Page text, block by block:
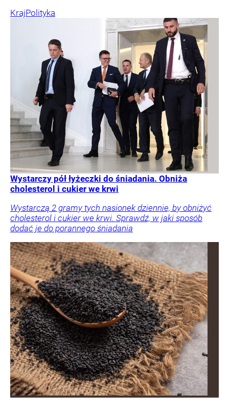
KrajPolityka
Wystarczy pół łyżeczki do śniadania. Obniża
cholesterol i cukier we krwi
Wystarczą 2 gramy tych nasionek dziennie, by obniżyć
cholesterol i cukier we krwi. Sprawdź, w jaki sposób
dodać je do porannego śniadania